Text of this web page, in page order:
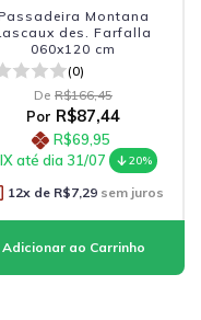
Montana
des. Farfalla
060x120 cm
(0)
De R$166,45
Por R$87,44
R$69,95
até dia 31/07
20%
12x de R$7,29sem juros